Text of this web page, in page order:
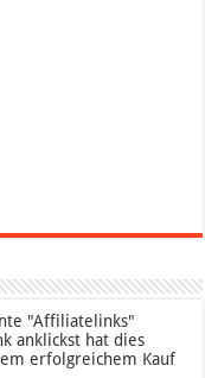
"Affiliatelinks"
anklickst hat dies
erfolgreichem Kauf